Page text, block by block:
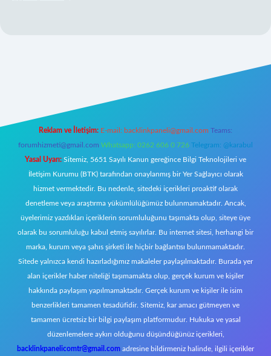
Reklam ve İletişim: E-mail: backlinkpaneli@gmail.com Teams:
forumhizmeti@gmail.com Whatsapp: 0262 606 0 726 Telegram: @karabul
Yasal Uyarı: Sitemiz, 5651 Sayılı Kanun gereğince Bilgi Teknolojileri ve
İletişim Kurumu (BTK) tarafından onaylanmış bir Yer Sağlayıcı olarak
hizmet vermektedir. Bu nedenle, sitedeki içerikleri proaktif olarak
denetleme veya araştırma yükümlülüğümüz bulunmamaktadır. Ancak,
üyelerimiz yazdıkları içeriklerin sorumluluğunu taşımakta olup, siteye üye
olarak bu sorumluluğu kabul etmiş sayılırlar. Bu internet sitesi, herhangi bir
marka, kurum veya şahıs şirketi ile hiçbir bağlantısı bulunmamaktadır.
Sitede yalnızca kendi hazırladığımız makaleler paylaşılmaktadır. Burada yer
alan içerikler haber niteliği taşımamakta olup, gerçek kurum ve kişiler
hakkında paylaşım yapılmamaktadır. Gerçek kurum ve kişiler ile isim
benzerlikleri tamamen tesadüfidir. Sitemiz, kar amacı gütmeyen ve
tamamen ücretsiz bir bilgi paylaşım platformudur. Hukuka ve yasal
düzenlemelere aykırı olduğunu düşündüğünüz içerikleri,
backlinkpanelicomtr@gmail.com adresine bildirmeniz halinde, ilgili içerikler